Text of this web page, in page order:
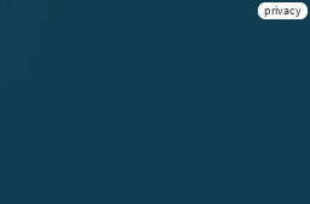
privacy